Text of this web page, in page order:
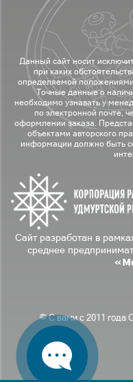
Данный сайт носит
при каких
определяемой
Точные данные о
необходимо узнавать у
по электронной почте,
оформлении заказа.
объектами авторского
информации должно быть
Сайт разработан в
среднее
© С вами с 2011 года